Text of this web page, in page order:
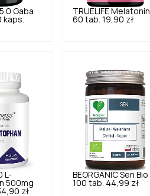
5.0 Gaba
kaps.
TRUELIFE Melatonin
60 tab. 19,90 zł
L-
500mg
zł
BEORGANIC Sen Bio
100 tab. 44,99 zł